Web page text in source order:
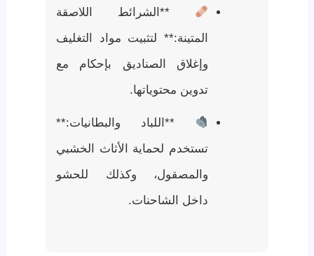
**الشرائط اللاصقة
المتينة:** لتثبيت مواد التغليف
وإغلاق الصناديق بإحكام مع
تدوين محتوياتها.
**اللباد والبطانيات:**
تستخدم لحماية الأثاث الخشبي
والمصقول، وكذلك للحشو
داخل الشاحنات.